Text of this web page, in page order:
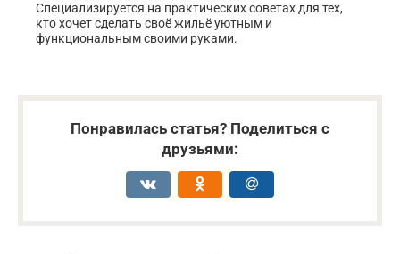
Специализируется на практических советах для тех,
кто хочет сделать своё жильё уютным и
функциональным своими руками.
Понравилась статья? Поделиться с
друзьями: